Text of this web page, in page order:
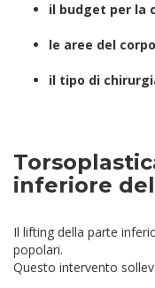
il budget per la
le aree del
il tipo di
inferiore
Il lifting della parte
popolari.
Questo intervento